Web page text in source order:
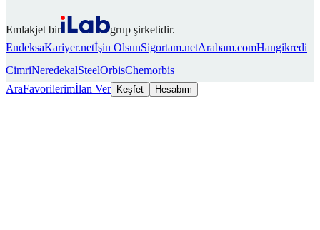
Emlakjet bir
grup şirketidir.
EndeksaKariyer.netİşin OlsunSigortam.netArabam.comHangikredi
CimriNeredekalSteelOrbisChemorbis
AraFavorilerimİlan Ver Keşfet Hesabım